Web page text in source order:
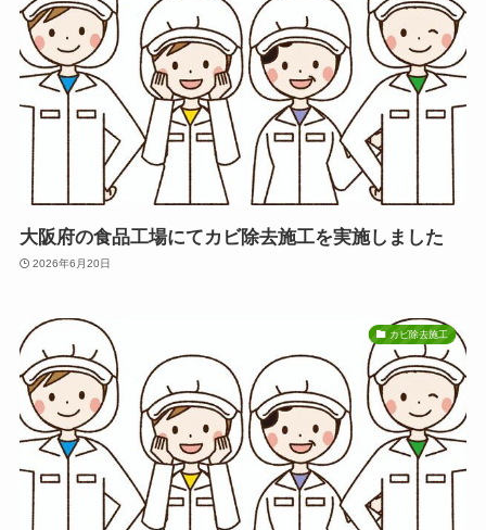
大阪府の食品工場にてカビ除去施工を実施しました
2026年6月20日
カビ除去施工